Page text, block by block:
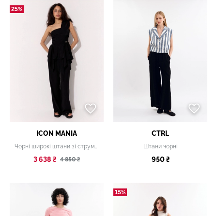
25%
ICON MANIA
Чорні широкі штани зі струмким силуетом
3 638 ₴ 4 850 ₴
CTRL
Штани чорні
950 ₴
15%